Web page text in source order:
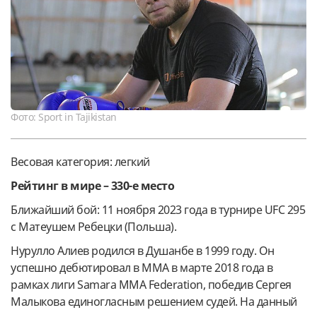
Фото: Sport in Tajikistan
Весовая категория: легкий
Рейтинг в мире – 330-е место
Ближайший бой: 11 ноября 2023 года в турнире UFC 295
с Матеушем Ребецки (Польша).
Нурулло Алиев родился в Душанбе в 1999 году. Он
успешно дебютировал в MMA в марте 2018 года в
рамках лиги Samara MMA Federation, победив Сергея
Малыкова единогласным решением судей. На данный